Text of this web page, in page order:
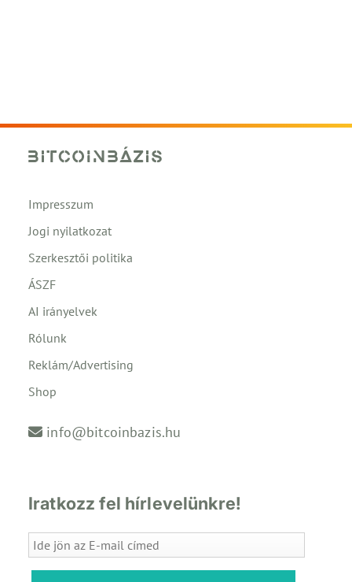
Impresszum
Jogi nyilatkozat
Szerkesztői politika
ÁSZF
AI irányelvek
Rólunk
Reklám/Advertising
Shop
info@bitcoinbazis.hu
Iratkozz fel hírlevelünkre!